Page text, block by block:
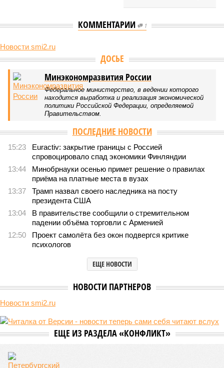
КОММЕНТАРИИ 1
Новости smi2.ru
ДОСЬЕ
Минэкономразвития России
Федеральное министерство, в ведении которого
находится выработка и реализация экономической
политики Российской Федерации, определяемой
Правительством.
ПОСЛЕДНИЕ НОВОСТИ
15:23
Euractiv: закрытие границы с Россией
спровоцировало спад экономики Финляндии
13:44
Минобрнауки осенью примет решение о правилах
приёма на платные места в вузах
13:37
Трамп назвал своего наследника на посту
президента США
13:04
В правительстве сообщили о стремительном
падении объёма торговли с Арменией
12:50
Проект самолёта без окон подвергся критике
психологов
ЕЩЕ НОВОСТИ
НОВОСТИ ПАРТНЕРОВ
Новости smi2.ru
ЕЩЕ ИЗ РАЗДЕЛА «КОНФЛИКТ»